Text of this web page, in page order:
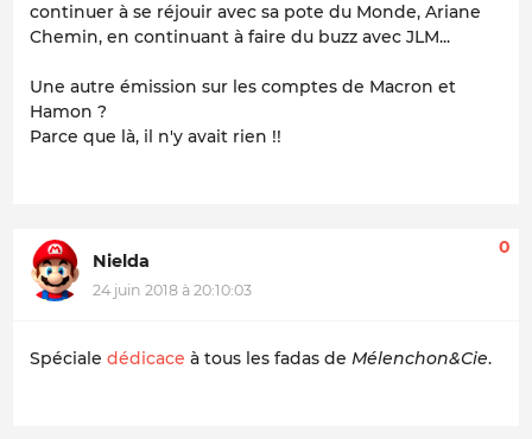
continuer à se réjouir avec sa pote du Monde, Ariane
Chemin, en continuant à faire du buzz avec JLM...
Une autre émission sur les comptes de Macron et
Hamon ?
Parce que là, il n'y avait rien !!
Nielda
24 juin 2018 à 20:10:03
0
Spéciale dédicace à tous les fadas de Mélenchon&Cie.